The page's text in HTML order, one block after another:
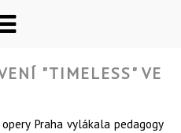
"TIMELESS" VE
Praha vylákala pedagogy